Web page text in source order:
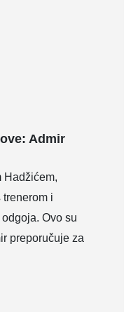
Admir
Hadžićem,
trenerom i
Ovo su
preporučuje za